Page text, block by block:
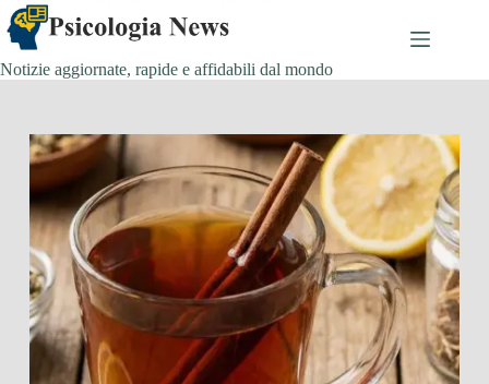
Salta
al
contenuto
Notizie aggiornate, rapide e affidabili dal mondo